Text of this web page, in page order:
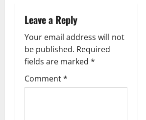
v
i
g
a
Leave a Reply
Your email address will not
be published. Required
fields are marked *
Comment*